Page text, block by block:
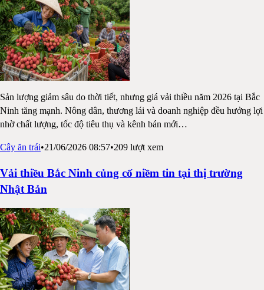
Sản lượng giảm sâu do thời tiết, nhưng giá vải thiều năm 2026 tại Bắc
Ninh tăng mạnh. Nông dân, thương lái và doanh nghiệp đều hưởng lợi
nhờ chất lượng, tốc độ tiêu thụ và kênh bán mới…
Cây ăn trái•21/06/2026 08:57•209 lượt xem
Vải thiều Bắc Ninh củng cố niềm tin tại thị trường
Nhật Bản